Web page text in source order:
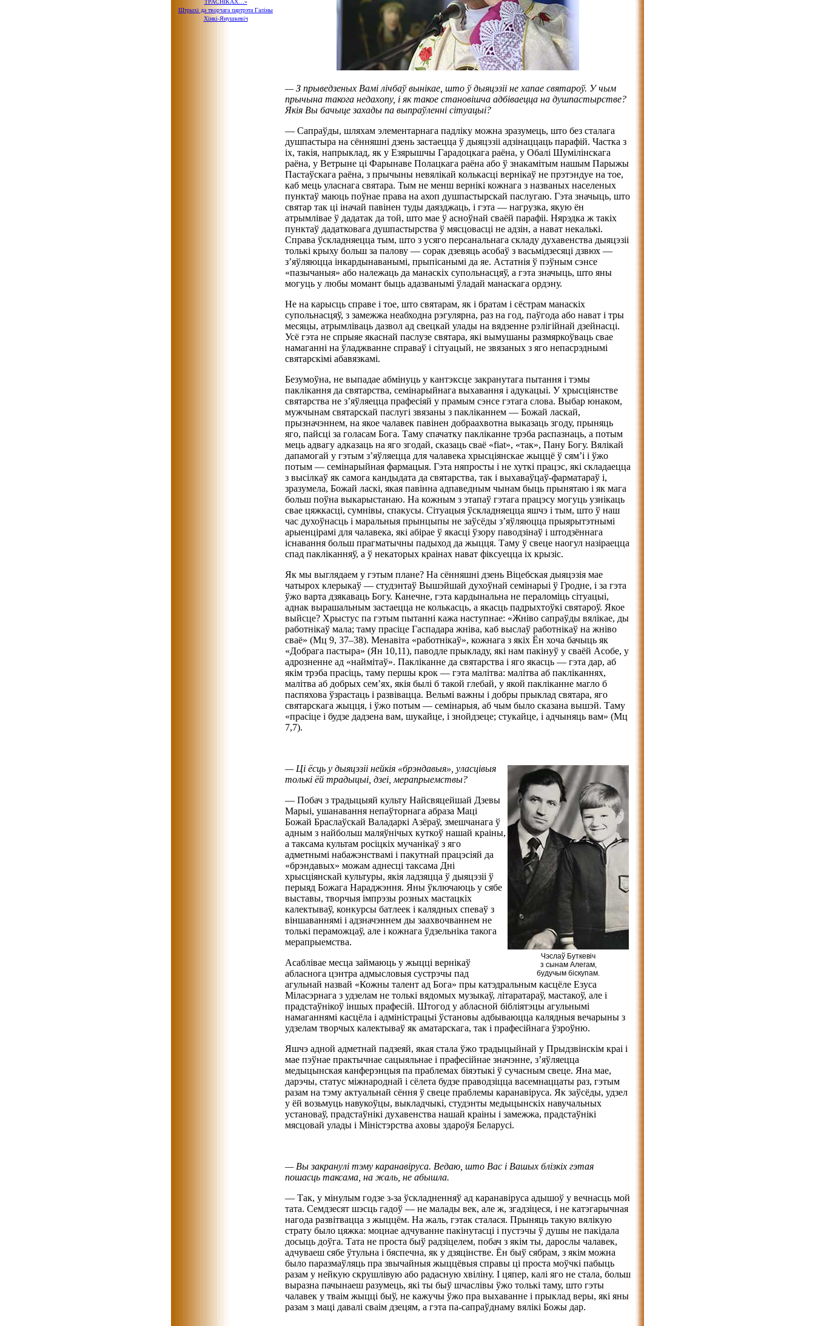
ТРАСНІКАХ…»
Штрыхі да творчага партрэта Галіны
Хінкі-Янушкевіч
— З прыведзеных Вамі лічбаў вынікае, што ў дыяцэзіі не хапае святароў. У чым
прычына такога недахопу, і як такое становішча адбіваецца на душпастырстве?
Якія Вы бачыце захады па выпраўленні сітуацыі?
— Сапраўды, шляхам элементарнага падліку можна зразумець, што без сталага
душпастыра на сённяшні дзень застаецца ў дыяцэзіі адзінаццаць парафій. Частка з
іх, такія, напрыклад, як у Езярышчы Гарадоцкага раёна, у Обалі Шумілінскага
раёна, у Ветрыне ці Фарынаве Полацкага раёна або ў знакамітым нашым Парыжы
Пастаўскага раёна, з прычыны невялікай колькасці вернікаў не прэтэндуе на тое,
каб мець уласнага святара. Тым не менш вернікі кожнага з названых населеных
пунктаў маюць поўнае права на ахоп душпастырскай паслугаю. Гэта значыць, што
святар так ці іначай павінен туды даязджаць, і гэта — нагрузка, якую ён
атрымлівае ў дадатак да той, што мае ў асноўнай сваёй парафіі. Нярэдка ж такіх
пунктаў дадатковага душпастырства ў мясцовасці не адзін, а нават некалькі.
Справа ўскладняецца тым, што з усяго персанальнага складу духавенства дыяцэзіі
толькі крыху больш за палову — сорак дзевяць асобаў з васьмідзесяці дзвюх —
з’яўляюцца інкардынаванымі, прыпісанымі да яе. Астатнія ў пэўным сэнсе
«пазычаныя» або належаць да манаскіх супольнасцяў, а гэта значыць, што яны
могуць у любы момант быць адазванымі ўладай манаскага ордэну.
Не на карысць справе і тое, што святарам, як і братам і сёстрам манаскіх
супольнасцяў, з замежжа неабходна рэгулярна, раз на год, паўгода або нават і тры
месяцы, атрымліваць дазвол ад свецкай улады на вядзенне рэлігійнай дзейнасці.
Усё гэта не спрыяе якаснай паслузе святара, які вымушаны размяркоўваць свае
намаганні на ўладжванне справаў і сітуацый, не звязаных з яго непасрэднымі
святарскімі абавязкамі.
Безумоўна, не выпадае абмінуць у кантэксце закранутага пытання і тэмы
паклікання да святарства, семінарыйнага выхавання і адукацыі. У хрысціянстве
святарства не з’яўляецца прафесіяй у прамым сэнсе гэтага слова. Выбар юнаком,
мужчынам святарскай паслугі звязаны з пакліканнем — Божай ласкай,
прызначэннем, на якое чалавек павінен добраахвотна выказаць згоду, прыняць
яго, пайсці за голасам Бога. Таму спачатку пакліканне трэба распазнаць, а потым
мець адвагу адказаць на яго згодай, сказаць сваё «fiat», «так», Пану Богу. Вялікай
дапамогай у гэтым з’яўляецца для чалавека хрысціянскае жыццё ў сям’і і ўжо
потым — семінарыйная фармацыя. Гэта няпросты і не хуткі працэс, які складаецца
з высілкаў як самога кандыдата да святарства, так і выхаваўцаў-фарматараў і,
зразумела, Божай ласкі, якая павінна адпаведным чынам быць прынятаю і як мага
больш поўна выкарыстанаю. На кожным з этапаў гэтага працэсу могуць узнікаць
свае цяжкасці, сумнівы, спакусы. Сітуацыя ўскладняецца яшчэ і тым, што ў наш
час духоўнасць і маральныя прынцыпы не заўсёды з’яўляюцца прыярытэтнымі
арыенцірамі для чалавека, які абірае ў якасці ўзору паводзінаў і штодзённага
існавання больш прагматычны падыход да жыцця. Таму ў свеце наогул назіраецца
спад пакліканняў, а ў некаторых краінах нават фіксуецца іх крызіс.
Як мы выглядаем у гэтым плане? На сённяшні дзень Віцебская дыяцэзія мае
чатырох клерыкаў — студэнтаў Вышэйшай духоўнай семінарыі ў Гродне, і за гэта
ўжо варта дзякаваць Богу. Канечне, гэта кардынальна не пераломіць сітуацыі,
аднак вырашальным застаецца не колькасць, а якасць падрыхтоўкі святароў. Якое
выйсце? Хрыстус па гэтым пытанні кажа наступнае: «Жніво сапраўды вялікае, ды
работнікаў мала; таму прасіце Гаспадара жніва, каб выслаў работнікаў на жніво
сваё» (Мц 9, 37–38). Менавіта «работнікаў», кожнага з якіх Ён хоча бачыць як
«Добрага пастыра» (Ян 10,11), паводле прыкладу, які нам пакінуў у сваёй Асобе, у
адрозненне ад «наймітаў». Пакліканне да святарства і яго якасць — гэта дар, аб
якім трэба прасіць, таму першы крок — гэта малітва: малітва аб пакліканнях,
малітва аб добрых сем’ях, якія былі б такой глебай, у якой пакліканне магло б
паспяхова ўзрастаць і развівацца. Вельмі важны і добры прыклад святара, яго
святарскага жыцця, і ўжо потым — семінарыя, аб чым было сказана вышэй. Таму
«прасіце і будзе дадзена вам, шукайце, і знойдзеце; стукайце, і адчыняць вам» (Мц
7,7).
Чэслаў Буткевіч
з сынам Алегам,
будучым біскупам.
— Ці ёсць у дыяцэзіі нейкія «брэндавыя», уласцівыя
толькі ёй традыцыі, дзеі, мерапрыемствы?
— Побач з традыцыяй культу Найсвяцейшай Дзевы
Марыі, ушанавання непаўторнага абраза Маці
Божай Браслаўскай Валадаркі Азёраў, змешчанага ў
адным з найбольш маляўнічых куткоў нашай краіны,
а таксама культам росіцкіх мучанікаў з яго
адметнымі набажэнствамі і пакутнай працэсіяй да
«брэндавых» можам аднесці таксама Дні
хрысціянскай культуры, якія ладзяцца ў дыяцэзіі ў
перыяд Божага Нараджэння. Яны ўключаюць у сябе
выставы, творчыя імпрэзы розных мастацкіх
калектываў, конкурсы батлеек і калядных спеваў з
віншаваннямі і адзначэннем ды заахвочваннем не
толькі пераможцаў, але і кожнага ўдзельніка такога
мерапрыемства.
Асаблівае месца займаюць у жыцці вернікаў
абласнога цэнтра адмысловыя сустрэчы пад
агульнай назвай «Кожны талент ад Бога» пры катэдральным касцёле Езуса
Міласэрнага з удзелам не толькі вядомых музыкаў, літаратараў, мастакоў, але і
прадстаўнікоў іншых прафесій. Штогод у абласной бібліятэцы агульнымі
намаганнямі касцёла і адміністрацыі ўстановы адбываюцца калядныя вечарыны з
удзелам творчых калектываў як аматарскага, так і прафесійнага ўзроўню.
Яшчэ адной адметнай падзеяй, якая стала ўжо традыцыйнай у Прыдзвінскім краі і
мае пэўнае практычнае сацыяльнае і прафесійнае значэнне, з’яўляецца
медыцынская канферэнцыя па праблемах біяэтыкі ў сучасным свеце. Яна мае,
дарэчы, статус міжнароднай і сёлета будзе праводзіцца васемнаццаты раз, гэтым
разам на тэму актуальнай сёння ў свеце праблемы каранавіруса. Як заўсёды, удзел
у ёй возьмуць навукоўцы, выкладчыкі, студэнты медыцынскіх навучальных
установаў, прадстаўнікі духавенства нашай краіны і замежжа, прадстаўнікі
мясцовай улады і Міністэрства аховы здароўя Беларусі.
— Вы закранулі тэму каранавіруса. Ведаю, што Вас і Вашых блізкіх гэтая
пошасць таксама, на жаль, не абышла.
— Так, у мінулым годзе з-за ўскладненняў ад каранавіруса адышоў у вечнасць мой
тата. Семдзесят шэсць гадоў — не малады век, але ж, згадзіцеся, і не катэгарычная
нагода развітвацца з жыццём. На жаль, гэтак сталася. Прыняць такую вялікую
страту было цяжка: моцнае адчуванне пакінутасці і пустэчы ў душы не пакідала
досыць доўга. Тата не проста быў радзіцелем, побач з якім ты, дарослы чалавек,
адчуваеш сябе ўтульна і бяспечна, як у дзяцінстве. Ён быў сябрам, з якім можна
было паразмаўляць пра звычайныя жыццёвыя справы ці проста моўчкі пабыць
разам у нейкую скрушлівую або радасную хвіліну. І цяпер, калі яго не стала, больш
выразна пачынаеш разумець, які ты быў шчаслівы ўжо толькі таму, што гэты
чалавек у тваім жыцці быў, не кажучы ўжо пра выхаванне і прыклад веры, які яны
разам з маці давалі сваім дзецям, а гэта па-сапраўднаму вялікі Божы дар.